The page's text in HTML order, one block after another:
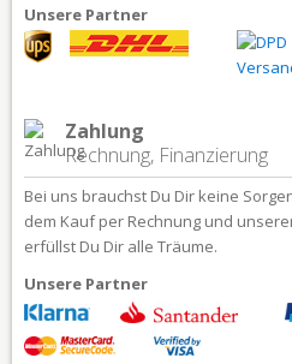
Unsere Partner
Zahlung
Rechnung, Finanzierung
Bei uns brauchst Du Dir keine
dem Kauf per Rechnung und
erfüllst Du Dir alle Träume.
Unsere Partner